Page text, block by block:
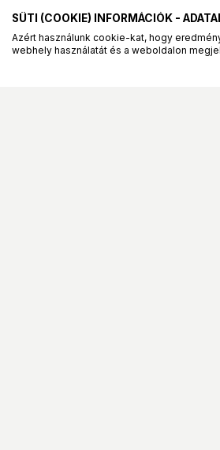
SÜTI (COOKIE) INFORMÁCIÓK -
Azért használunk cookie-kat, hogy
webhely használatát és a weboldalon